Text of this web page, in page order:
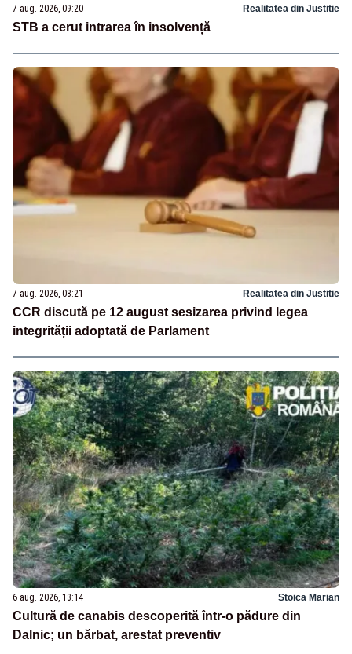
7 aug. 2026, 09:20 Realitatea din Justitie
STB a cerut intrarea în insolvență
7 aug. 2026, 08:21 Realitatea din Justitie
CCR discută pe 12 august sesizarea privind legea
integrității adoptată de Parlament
6 aug. 2026, 13:14 Stoica Marian
Cultură de canabis descoperită într-o pădure din
Dalnic; un bărbat, arestat preventiv